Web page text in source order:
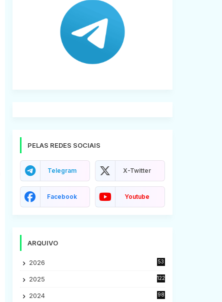
PELAS REDES SOCIAIS
Telegram X-Twitter
Facebook Youtube
ARQUIVO
2026 53
2025 122
2024 98